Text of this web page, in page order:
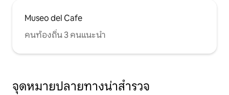
Museo del Cafe
คนท้องถิ่น 3 คนแนะนำ
จุดหมายปลายทางน่าสำรวจ